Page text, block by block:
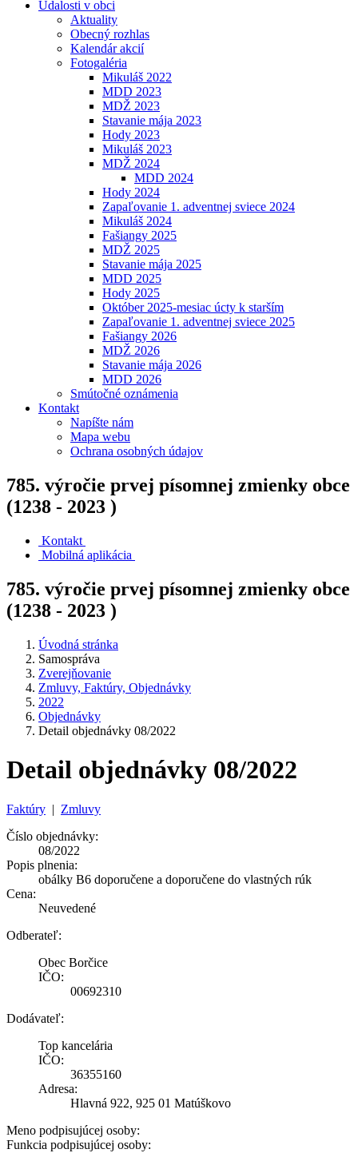
Udalosti v obci
Aktuality
Obecný rozhlas
Kalendár akcií
Fotogaléria
Mikuláš 2022
MDD 2023
MDŽ 2023
Stavanie mája 2023
Hody 2023
Mikuláš 2023
MDŽ 2024
MDD 2024
Hody 2024
Zapaľovanie 1. adventnej sviece 2024
Mikuláš 2024
Fašiangy 2025
MDŽ 2025
Stavanie mája 2025
MDD 2025
Hody 2025
Október 2025-mesiac úcty k starším
Zapaľovanie 1. adventnej sviece 2025
Fašiangy 2026
MDŽ 2026
Stavanie mája 2026
MDD 2026
Smútočné oznámenia
Kontakt
Napíšte nám
Mapa webu
Ochrana osobných údajov
785. výročie prvej písomnej zmienky obce
(1238 - 2023 )
Kontakt
Mobilná aplikácia
785. výročie prvej písomnej zmienky obce
(1238 - 2023 )
Úvodná stránka
Samospráva
Zverejňovanie
Zmluvy, Faktúry, Objednávky
2022
Objednávky
Detail objednávky 08/2022
Detail objednávky 08/2022
Faktúry | Zmluvy
Číslo objednávky:
08/2022
Popis plnenia:
obálky B6 doporučene a doporučene do vlastných rúk
Cena:
Neuvedené
Odberateľ:
Obec Borčice
IČO:
00692310
Dodávateľ:
Top kancelária
IČO:
36355160
Adresa:
Hlavná 922, 925 01 Matúškovo
Meno podpisujúcej osoby:
Funkcia podpisujúcej osoby: